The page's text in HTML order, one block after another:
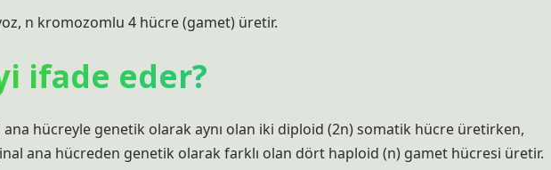
n kromozomlu 4 hücre (gamet) üretir.
ifade eder?
hücreyle genetik olarak aynı olan iki diploid (2n) somatik hücre üretirken,
ana hücreden genetik olarak farklı olan dört haploid (n) gamet hücresi üretir.